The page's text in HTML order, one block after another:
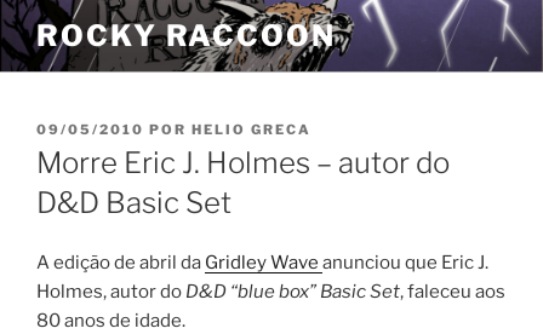
Pular
para
o
ROCKY RACCOON
PUBLICADO
EM
09/05/2010 POR HELIO GRECA
Morre Eric J. Holmes – autor do
D&D Basic Set
A edição de abril da Gridley Wave anunciou que Eric J.
Holmes, autor do D&D “blue box” Basic Set, faleceu aos
80 anos de idade.